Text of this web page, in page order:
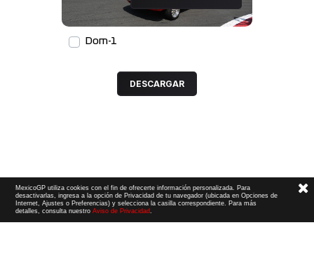
Dom-1
DESCARGAR
MexicoGP utiliza cookies con el fin de ofrecerte información personalizada. Para
desactivarlas, ingresa a la opción de Privacidad de tu navegador (ubicada en Opciones de
Internet, Ajustes o Preferencias) y selecciona la casilla correspondiente. Para más
detalles, consulta nuestroAviso de Privacidad.